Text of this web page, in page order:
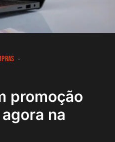
promoção
na